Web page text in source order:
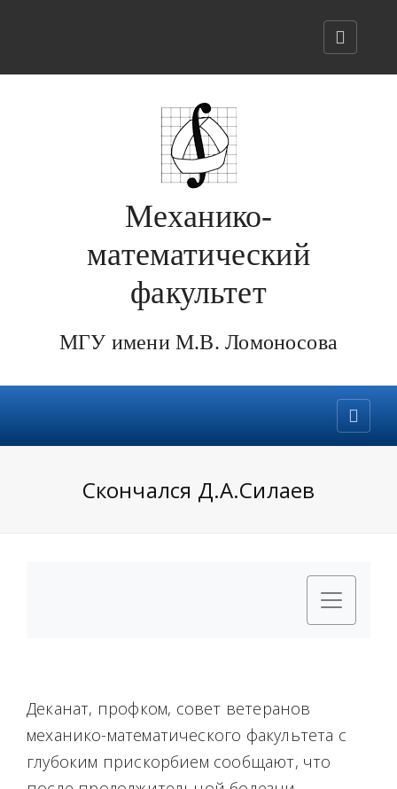
Механико-
математический
факультет
МГУ имени М.В. Ломоносова
Скончался Д.А.Силаев
Деканат, профком, совет ветеранов
механико-математического факультета с
глубоким прискорбием сообщают, что